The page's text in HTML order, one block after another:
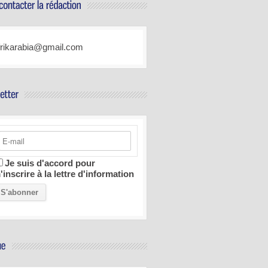
Je suis d'accord pour
à la lettre d'information